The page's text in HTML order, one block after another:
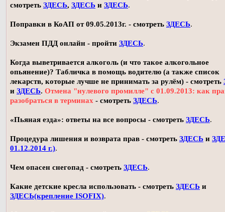
смотреть ЗДЕСЬ, ЗДЕСЬ и ЗДЕСЬ.
Поправки в КоАП от 09.05.2013г. - смотреть ЗДЕСЬ.
Экзамен ПДД онлайн - пройти ЗДЕСЬ.
Когда выветривается алкоголь (и что такое алкогольное
опьянение)? Табличка в помощь водителю (а также список
лекарств, которые лучше не принимать за рулём) - смотреть
и ЗДЕСЬ. Отмена "нулевого промилле" с 01.09.2013: как
разобраться в терминах - смотреть ЗДЕСЬ.
«Пьяная езда»: ответы на все вопросы - смотреть ЗДЕСЬ.
Процедура лишения и возврата прав - смотреть ЗДЕСЬ и
01.12.2014 г.).
Чем опасен снегопад - смотреть ЗДЕСЬ.
Какие детские кресла использовать - смотреть ЗДЕСЬ и
ЗДЕСЬ(крепление ISOFIX).